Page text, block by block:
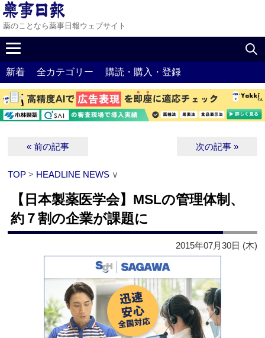
薬のことなら薬事日報ウェブサイト
新着 全カテゴリー 購読・購入・登録
« 前の記事 次の記事 »
TOP > HEADLINE NEWS ∨
【日本製薬医学会】MSLの管理体制、
約７割の企業が課題に
2015年07月30日 (木)